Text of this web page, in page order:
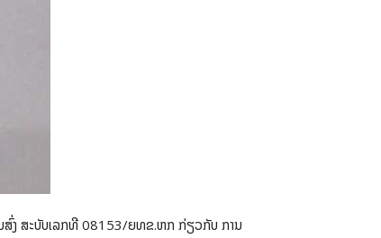
ນສົ່ງ ສະບັບເລກທີ 08153/ຍທຂ.ຫກ ກ່ຽວກັບ ການ